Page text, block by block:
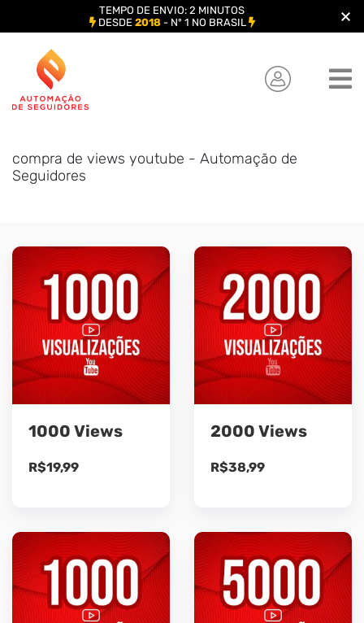
content
compra de views youtube - Automação de
Seguidores
1000 Views
R$19,99
2000 Views
R$38,99
TEMPO DE ENVIO: 2 MINUTOS
DESDE 2018- Nº 1 NO BRASIL